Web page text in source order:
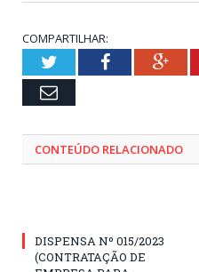
COMPARTILHAR:
TwitterFacebook
Email
CONTEÚDO RELACIONADO
DISPENSA Nº 015/2023
(CONTRATAÇÃO DE